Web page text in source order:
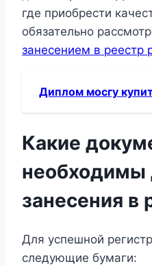
где приобрести
обязательно
занесением в реестр
Диплом мосгу
Какие
необходимы
занесения в
Для успешной
следующие бумаги: